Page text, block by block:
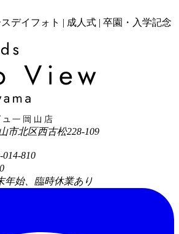
デイフォト | 成人式 | 卒園・入学記念
市北区西古松228-109
810
年始、臨時休業あり